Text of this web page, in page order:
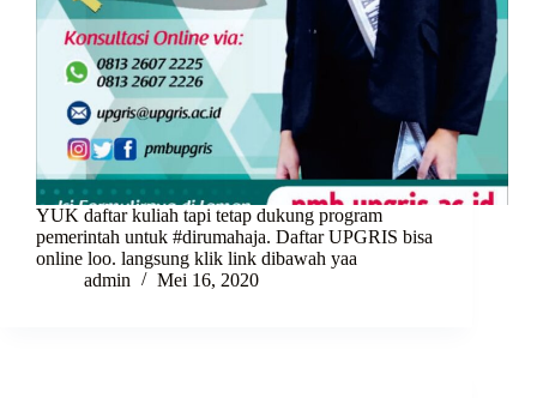
YUK daftar kuliah tapi tetap dukung program
pemerintah untuk #dirumahaja. Daftar UPGRIS bisa
online loo. langsung klik link dibawah yaa
admin
Mei 16, 2020